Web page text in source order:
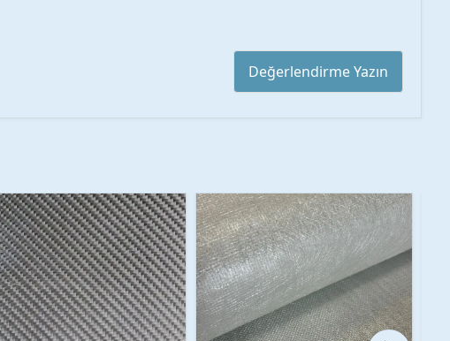
Değerlendirme Yazın